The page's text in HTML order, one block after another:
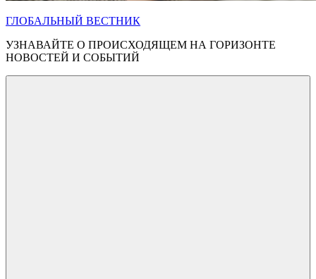
ГЛОБАЛЬНЫЙ ВЕСТНИК
УЗНАВАЙТЕ О ПРОИСХОДЯЩЕМ НА ГОРИЗОНТЕ
НОВОСТЕЙ И СОБЫТИЙ